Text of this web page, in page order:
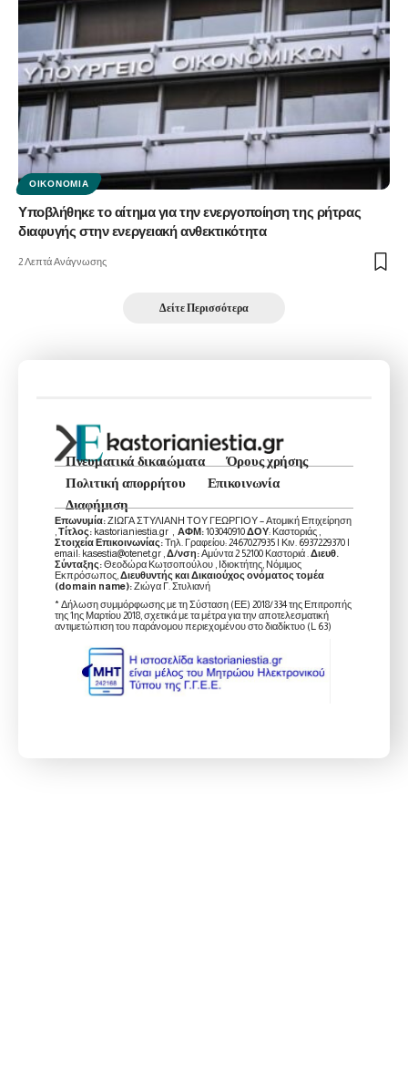
ΟΙΚΟΝΟΜΊΑ
Υποβλήθηκε το αίτημα για την ενεργοποίηση της ρήτρας
διαφυγής στην ενεργειακή ανθεκτικότητα
2 Λεπτά Ανάγνωσης
Δείτε Περισσότερα
Πνευματικά δικαιώματα
Όρους χρήσης
Πολιτική απορρήτου
Επικοινωνία
Διαφήμιση
Επωνυμία:ΖΙΩΓΑ ΣΤΥΛΙΑΝΗ ΤΟΥ ΓΕΩΡΓΙΟΥ – Ατομική Επιχείρηση
Τίτλος: kastorianiestia.gr , ΑΦΜ:103040910ΔΟΥ: Καστοριάς ,
Στοιχεία Επικοινωνίας:Τηλ. Γραφείου: 2467027935 | Κιν. 6937229370 |
email: kasestia@otenet.gr , Δ/νση:Αμύντα 2 52100 Καστοριά . Διευθ.
Σύνταξης:Θεοδώρα Κωτσοπούλου , Ιδιοκτήτης, Νόμιμος
Εκπρόσωπος, Διευθυντής και Δικαιούχος ονόματος τομέα
(domain name):Ζιώγα Γ. Στυλιανή
* Δήλωση συμμόρφωσης με τη Σύσταση (ΕΕ) 2018/334 της Επιτροπής
της 1ης Μαρτίου 2018, σχετικά με τα μέτρα για την αποτελεσματική
αντιμετώπιση του παράνομου περιεχομένου στο διαδίκτυο (L 63)